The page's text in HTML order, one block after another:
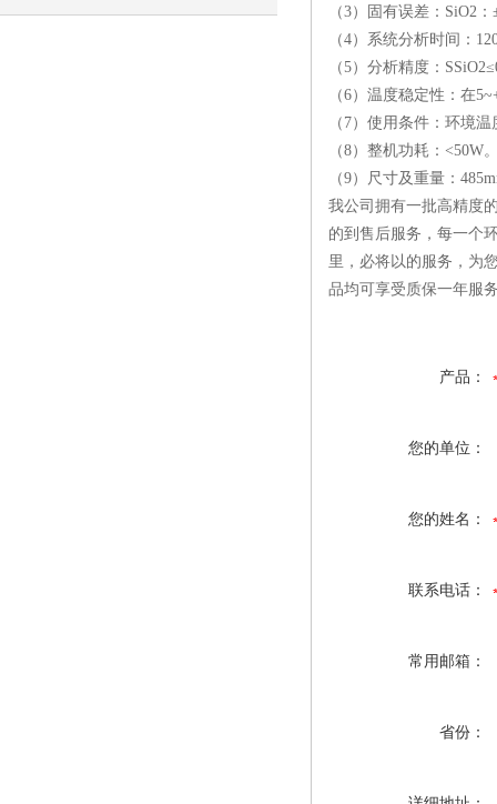
（3）固有误差：SiO2
（4）系统分析时间：
（5）分析精度：
（6）温度稳定性：在
（7）使用条件：环境
（8）整机功耗：<50W
（9）尺寸及重量：
我公司拥有一批高精度
的到售后服务，每一个
里，必将以的服务，为
品均可享受质保一年服
产品：
您的单位：
您的姓名：
联系电话：
常用邮箱：
省份：